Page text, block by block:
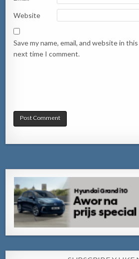
Website
Save my name, email, and website in
next time I comment.